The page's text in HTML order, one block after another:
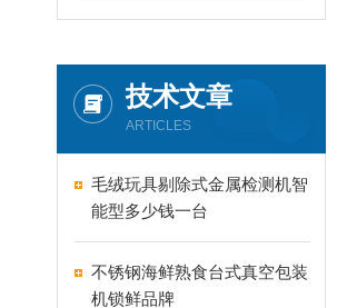
技术文章
ARTICLES
毛绒玩具剔除式金属检测机智
能型多少钱一台
不锈钢海鲜熟食台式真空包装
机锁鲜品牌